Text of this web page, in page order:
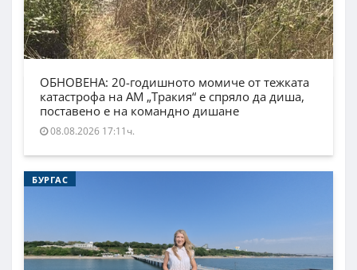
ОБНОВЕНА: 20-годишното момиче от тежката
катастрофа на АМ „Тракия“ е спряло да диша,
поставено е на командно дишане
08.08.2026 17:11ч.
БУРГАС